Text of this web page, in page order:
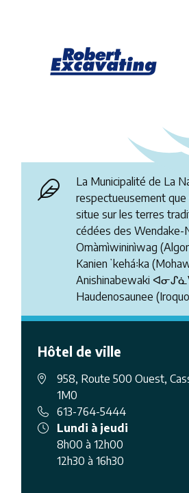
La Municipalité de La
respectueusement
situe sur les terres
cédées des
Omàmìwininìwag
Kanienʼkehá꞉ka
Anishinabewaki
Haudenosaunee
Hôtel de ville
958, Route 500 Ouest,
1M0
613-764-5444
Lundi à jeudi
8h00 à 12h00
12h30 à 16h30